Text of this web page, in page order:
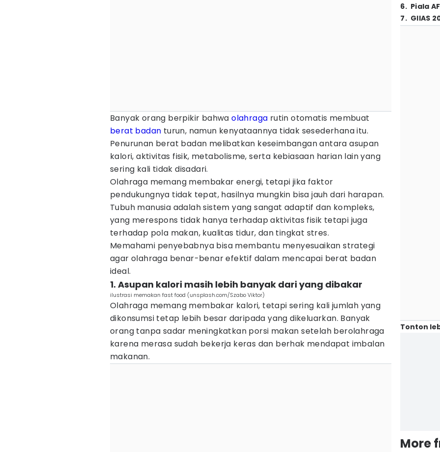
Banyak orang berpikir bahwaolahraga rutin otomatis membuat
berat badan turun, namun kenyataannya tidak sesederhana itu.
Penurunan berat badan melibatkan keseimbangan antara asupan
kalori, aktivitas fisik, metabolisme, serta kebiasaan harian lain yang
sering kali tidak disadari.
Olahraga memang membakar energi, tetapi jika faktor
pendukungnya tidak tepat, hasilnya mungkin bisa jauh dari harapan.
Tubuh manusia adalah sistem yang sangat adaptif dan kompleks,
yang merespons tidak hanya terhadap aktivitas fisik tetapi juga
terhadap pola makan, kualitas tidur, dan tingkat stres.
Memahami penyebabnya bisa membantu menyesuaikan strategi
agar olahraga benar-benar efektif dalam mencapai berat badan
ideal.
1. Asupan kalori masih lebih banyak dari yang dibakar
ilustrasi memakan fast food (unsplash.com/Szabo Viktor)
Olahraga memang membakar kalori, tetapi sering kali jumlah yang
dikonsumsi tetap lebih besar daripada yang dikeluarkan. Banyak
orang tanpa sadar meningkatkan porsi makan setelah berolahraga
karena merasa sudah bekerja keras dan berhak mendapat imbalan
makanan.
6. Piala
7. GIIAS
Tonton
More